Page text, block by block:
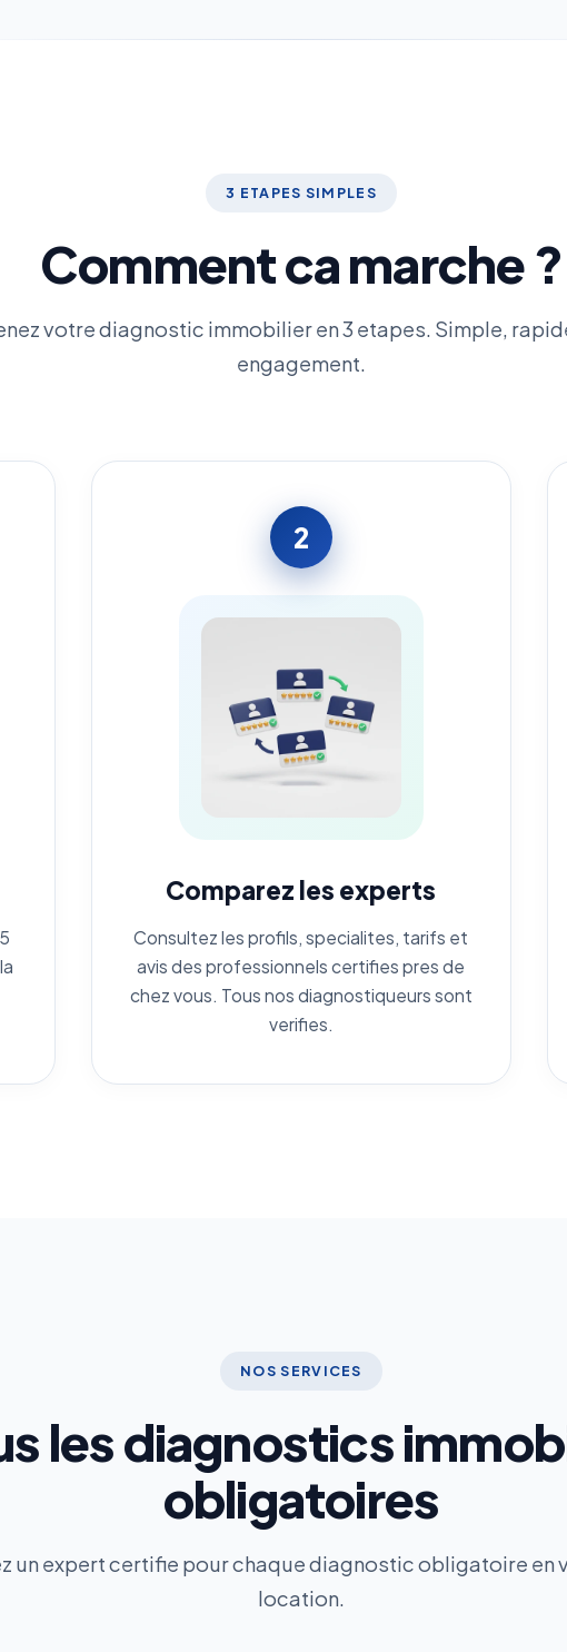
3 ETAPES SIMPLES
Comment ca marche ?
votre diagnostic immobilier en 3 etapes. Simple,
engagement.
2
Comparez les experts
Consultez les profils, specialites, tarifs et
avis des professionnels certifies pres de
chez vous. Tous nos diagnostiqueurs sont
verifies.
NOS SERVICES
les diagnostics
obligatoires
un expert certifie pour chaque diagnostic obligatoire en
location.